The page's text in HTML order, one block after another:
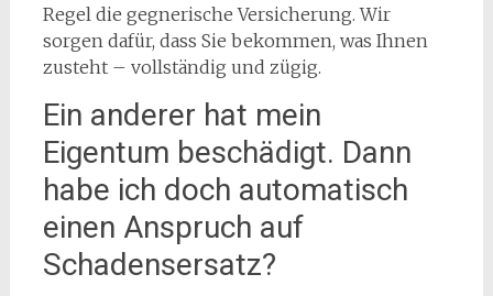
Regel die gegnerische Versicherung. Wir
sorgen dafür, dass Sie bekommen, was Ihnen
zusteht – vollständig und zügig.
Ein anderer hat mein
Eigentum beschädigt. Dann
habe ich doch automatisch
einen Anspruch auf
Schadensersatz?